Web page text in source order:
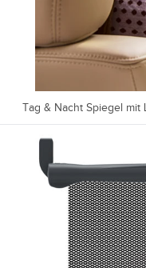
Tag & Nacht Spiegel mit